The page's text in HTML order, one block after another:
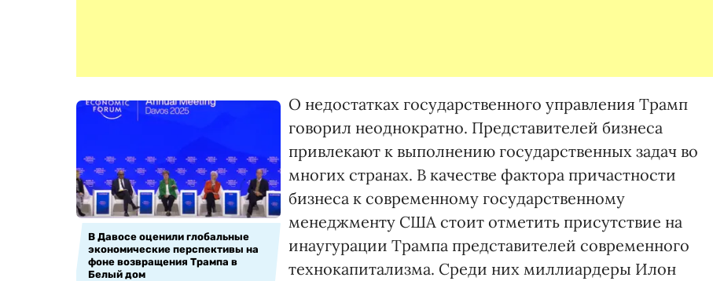
В Давосе оценили глобальные
экономические перспективы на
фоне возвращения Трампа в
Белый дом
О недостатках государственного управления Трамп
говорил неоднократно. Представителей бизнеса
привлекают к выполнению государственных задач во
многих странах. В качестве фактора причастности
бизнеса к современному государственному
менеджменту США стоит отметить присутствие на
инаугурации Трампа представителей современного
технокапитализма. Среди них миллиардеры Илон